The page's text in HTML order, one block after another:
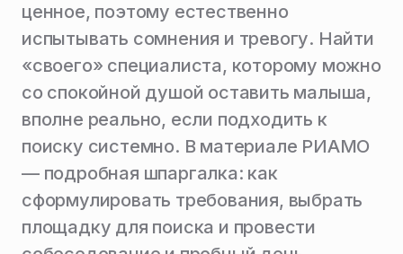
ценное, поэтому естественно
испытывать сомнения и тревогу. Найти
«своего» специалиста, которому можно
со спокойной душой оставить малыша,
вполне реально, если подходить к
поиску системно. В материале РИАМО
— подробная шпаргалка: как
сформулировать требования, выбрать
площадку для поиска и провести